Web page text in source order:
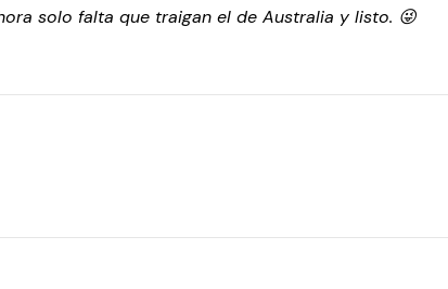
solo falta que traigan el de Australia y listo. 😜